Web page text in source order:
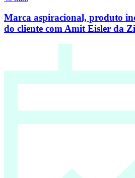
Marca aspiracional, produto
do cliente com Amit Eisler da